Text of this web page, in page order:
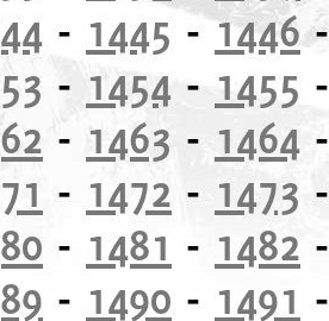
- 1445 -1446
- 1454 - 1455
- 1463 - 1464
- 1472 - 1473
- 1481 - 1482
- 1490 - 1491